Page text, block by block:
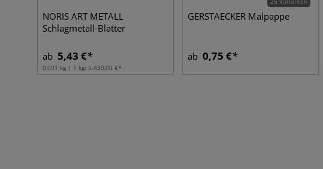
NORIS ART METALL
Schlagmetall-Blätter
ab 5,43 €
0,001 kg | 1 kg: 5.430,00 €
GERSTAECKER Malpappe
ab 0,75 €